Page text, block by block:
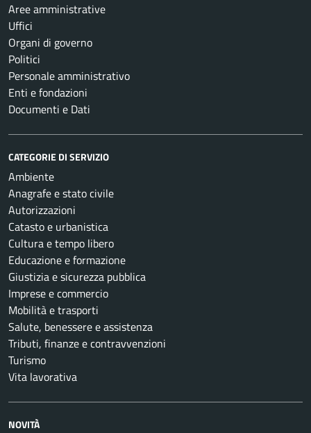
Aree amministrative
Uffici
Organi di governo
Politici
Personale amministrativo
Enti e fondazioni
Documenti e Dati
CATEGORIE DI SERVIZIO
Ambiente
Anagrafe e stato civile
Autorizzazioni
Catasto e urbanistica
Cultura e tempo libero
Educazione e formazione
Giustizia e sicurezza pubblica
Imprese e commercio
Mobilità e trasporti
Salute, benessere e assistenza
Tributi, finanze e contravvenzioni
Turismo
Vita lavorativa
NOVITÀ